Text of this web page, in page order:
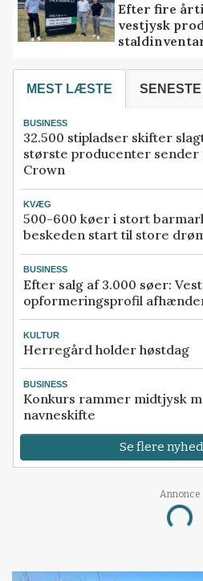
Efter fire
vestjysk
MEST LÆSTE
BUSINESS
32.500 stipladser skifter
største producenter sender
Crown
KVÆG
500-600 køer i stort
beskeden start til store
BUSINESS
Efter salg af 3.000 søer:
opformeringsprofil
KULTUR
Herregård holder høstdag
BUSINESS
Konkurs rammer midtjysk
navneskifte
Se flere
Annonce
Loading...